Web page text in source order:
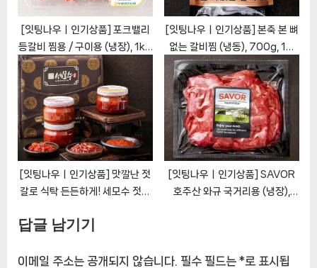
[잇팅나우ㅣ인기상품] 포크밸리
등갈비 찜용 / 구이용 (냉장), 1kg,
1팩 [EatingNOWㅣ추천상품]
[잇팅나우ㅣ인기상품] 본죽 본 뼈
없는 갈비찜 (냉동), 700g, 1개
[EatingNOWㅣ추천상품]
[잇팅나우ㅣ인기상품] 맛깔난 젓
갈로 식탁 든든하게! 세모수 젓갈
추천상품]
[잇팅나우ㅣ인기상품] SAVOR
호주산 와규 국거리용 (냉장),
답글 남기기
이메일 주소는 공개되지 않습니다. 필수 필드는 *로 표시됩